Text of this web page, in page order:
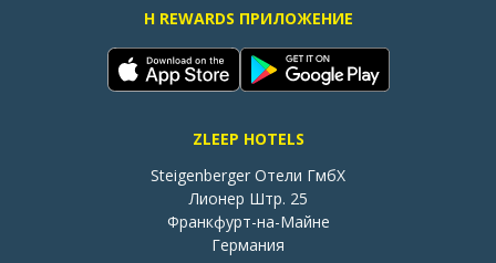
H REWARDS ПРИЛОЖЕНИЕ
ZLEEP HOTELS
Steigenberger Отели ГмбХ
Лионер Штр. 25
Франкфурт-на-Майне
Германия